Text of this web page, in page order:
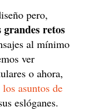
pero,
grandes retos
al mínimo
ver
o ahora,
los asuntos de
eslóganes.